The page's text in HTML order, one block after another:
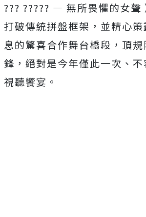
??? ????? — 無所畏懼的女聲
打破傳統拼盤框架，並精心
息的驚喜合作舞台橋段，頂
鋒，絕對是今年僅此一次、
視聽饗宴。